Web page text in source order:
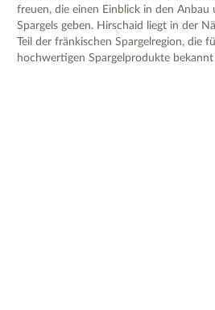
freuen, die einen Einblick in den Anbau
Spargels geben. Hirschaid liegt in der
Teil der fränkischen Spargelregion, die
hochwertigen Spargelprodukte bekannt